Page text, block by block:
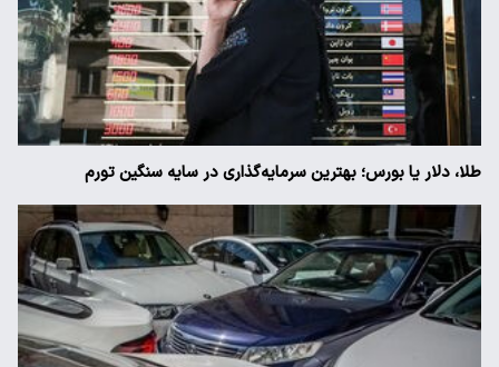
طلا، دلار یا بورس؛ بهترین سرمایه‌گذاری در سایه سنگین تورم